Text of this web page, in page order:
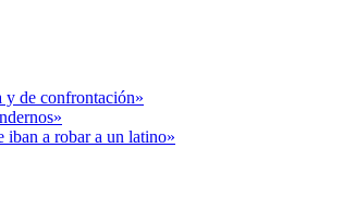
de confrontación»
iban a robar a un latino»